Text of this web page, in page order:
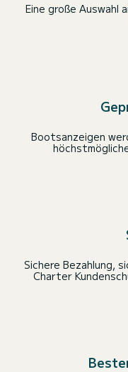
Eine große Auswahl
Bootsanzeigen
Sichere Bezahlung,
Charter